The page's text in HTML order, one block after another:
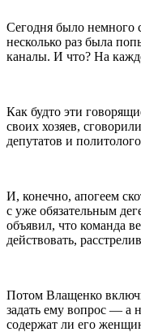
Сегодня было немного
несколько раз была
каналы. И что? На
Как будто эти
своих хозяев,
депутатов и
И, конечно, апогеем
с уже обязательным
объявил, что команда
действовать,
Потом Влащенко
задать ему вопрос — а
содержат ли его